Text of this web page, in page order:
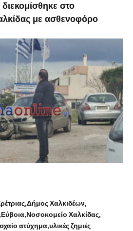
στο
με ασθενοφόρο
Δήμος Χαλκιδέων
Εύβοια Νοσοκομείο Χαλκίδας
ατύχημα υλικές ζημιές